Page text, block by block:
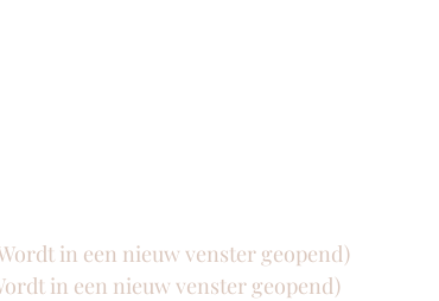
in een nieuw venster geopend)
in een nieuw venster geopend)